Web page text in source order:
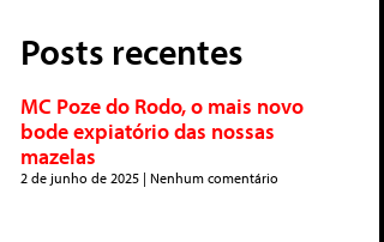
Posts recentes
MC Poze do Rodo, o mais novo
bode expiatório das nossas
mazelas
2 de junho de 2025 Nenhum comentário